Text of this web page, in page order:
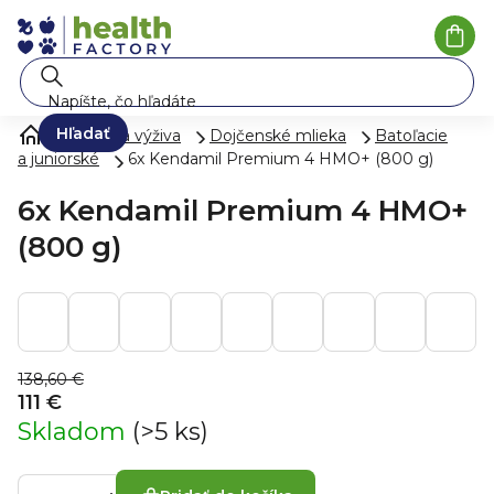
Prejsť
na
obsah
Hľadať
Mlieko a výživa Dojčenské mlieka
Batoľacie
a juniorské
6x Kendamil Premium 4 HMO+ (800 g)
6x Kendamil Premium 4 HMO+
(800 g)
138,60 €
111 €
Skladom (>5 ks)